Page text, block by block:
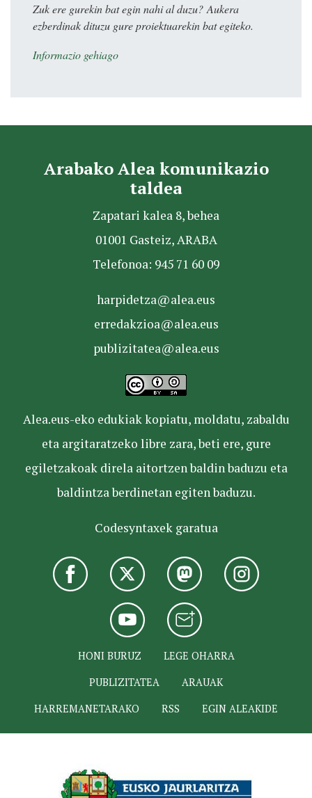
Zuk ere gurekin bat egin nahi al duzu? Aukera
ezberdinak dituzu gure proiektuarekin bat egiteko.
Informazio gehiago
Arabako Alea komunikazio
taldea
Zapatari kalea 8, behea
01001 Gasteiz, ARABA
Telefonoa: 945 71 60 09
harpidetza@alea.eus
erredakzioa@alea.eus
publizitatea@alea.eus
Alea.eus-eko edukiak kopiatu, moldatu, zabaldu
eta argitaratzeko libre zara, beti ere, gure
egiletzakoak direla aitortzen baldin baduzu eta
baldintza berdinetan egiten baduzu.
Codesyntaxek garatua
HONI BURUZ
LEGE OHARRA
PUBLIZITATEA
ARAUAK
HARREMANETARAKO
RSS EGIN ALEAKIDE